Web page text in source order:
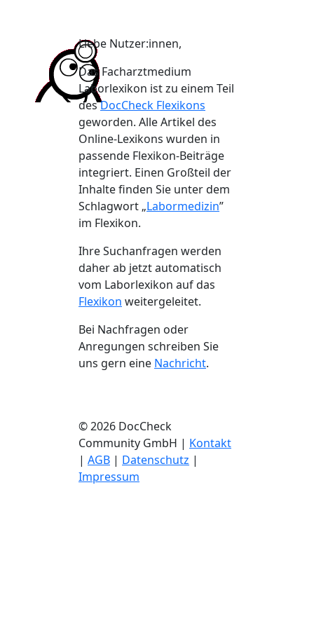
Liebe Nutzer:innen,
Das Facharztmedium
Laborlexikon ist zu einem Teil
desDocCheck Flexikons
geworden. Alle Artikel des
Online-Lexikons wurden in
passende Flexikon-Beiträge
integriert. Einen Großteil der
Inhalte finden Sie unter dem
Schlagwort „Labormedizin”
im Flexikon.
Ihre Suchanfragen werden
daher ab jetzt automatisch
vom Laborlexikon auf das
Flexikon weitergeleitet.
Bei Nachfragen oder
Anregungen schreiben Sie
uns gern eine Nachricht.
© 2026 DocCheck
Community GmbH | Kontakt
| AGB | Datenschutz |
Impressum